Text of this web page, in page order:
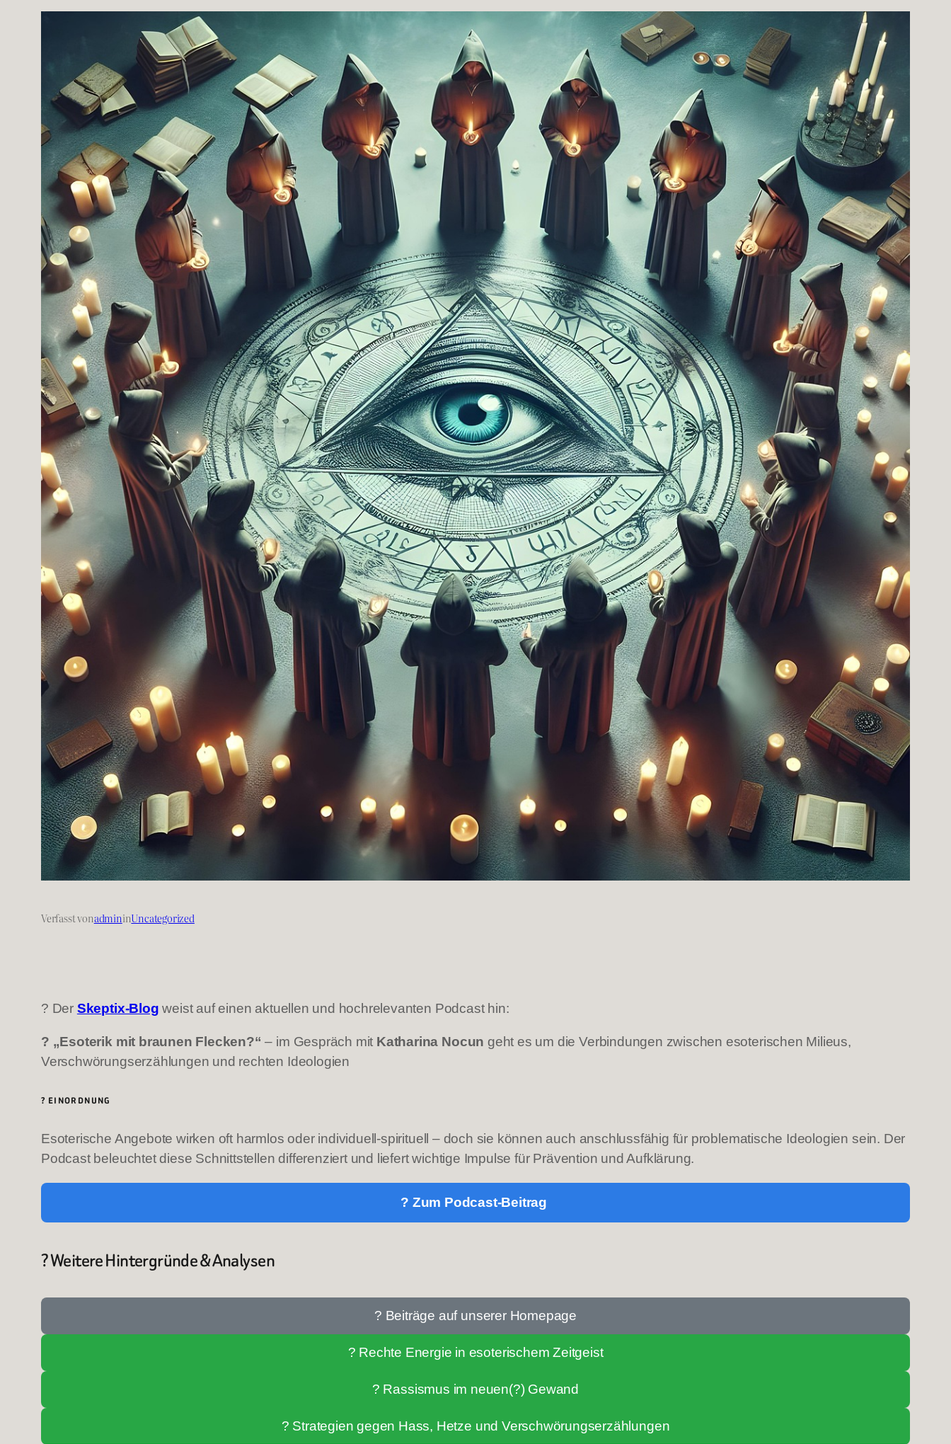
Verfasst vonadmininUncategorized
? Der Skeptix-Blog weist auf einen aktuellen und hochrelevanten Podcast hin:
? „Esoterik mit braunen Flecken?“ – im Gespräch mit Katharina Nocun geht es um die Verbindungen zwischen esoterischen Milieus,
Verschwörungserzählungen und rechten Ideologien
? EINORDNUNG
Esoterische Angebote wirken oft harmlos oder individuell-spirituell – doch sie können auch anschlussfähig für problematische Ideologien sein. Der
Podcast beleuchtet diese Schnittstellen differenziert und liefert wichtige Impulse für Prävention und Aufklärung.
? Zum Podcast-Beitrag
? Weitere Hintergründe & Analysen
? Beiträge auf unserer Homepage
? Rechte Energie in esoterischem Zeitgeist
? Rassismus im neuen(?) Gewand
? Strategien gegen Hass, Hetze und Verschwörungserzählungen